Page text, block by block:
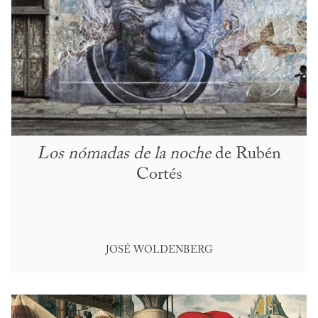
Los nómadas de la nochede Rubén
Cortés
JOSÉ WOLDENBERG